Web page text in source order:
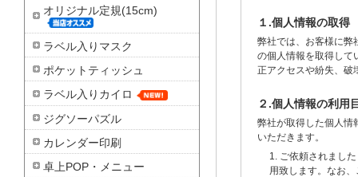
１.個人情報の取得
弊社では、お客様に弊
の個人情報を取得し
正アクセスや紛失、破
２.個人情報の利用
弊社が取得した個人情
いただきます。
1. ご依頼されまし
用致します。なお
オリジナル定規(15cm)
ラベル入りマスク
ポケットティッシュ
ラベル入りカイロ
ジグソーパズル
カレンダー印刷
卓上POP・メニュー